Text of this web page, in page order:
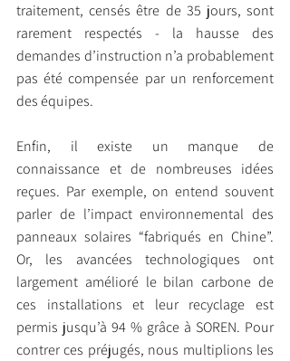
traitement, censés être de 35 jours, sont
rarement respectés - la hausse des
demandes d’instruction n’a probablement
pas été compensée par un renforcement
des équipes.
Enfin, il existe un manque de
connaissance et de nombreuses idées
reçues. Par exemple, on entend souvent
parler de l’impact environnemental des
panneaux solaires “fabriqués en Chine”.
Or, les avancées technologiques ont
largement amélioré le bilan carbone de
ces installations et leur recyclage est
permis jusqu’à 94 % grâce à SOREN. Pour
contrer ces préjugés, nous multiplions les